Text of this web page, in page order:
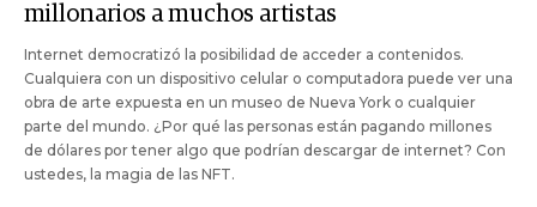
millonarios a muchos artistas
Internet democratizó la posibilidad de acceder a contenidos.
Cualquiera con un dispositivo celular o computadora puede ver una
obra de arte expuesta en un museo de Nueva York o cualquier
parte del mundo. ¿Por qué las personas están pagando millones
de dólares por tener algo que podrían descargar de internet? Con
ustedes, la magia de las NFT.